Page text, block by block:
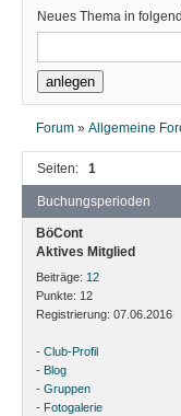
Neues Thema in
Forum »Allgemeine
Seiten: 1
Buchungsperioden
BöCont
Aktives Mitglied
Beiträge: 12
Punkte: 12
Registrierung: 07.06.2016
- Club-Profil
- Blog
- Gruppen
- Fotogalerie